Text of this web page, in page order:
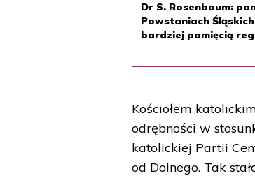
Dr S. Rosenbaum:
Powstaniach
bardziej pamięcią
Kościołem
odrębności w
katolickiej Partii
od Dolnego. Tak